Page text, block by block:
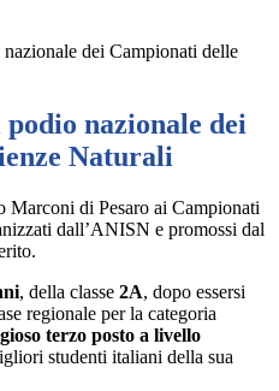
dei Campionati delle
nazionale dei
Naturali
Marconi di Pesaro ai Campionati
dall’ANISN e promossi dal
, della classe 2A, dopo essersi
regionale per la categoria
terzo posto a livello
studenti italiani della sua